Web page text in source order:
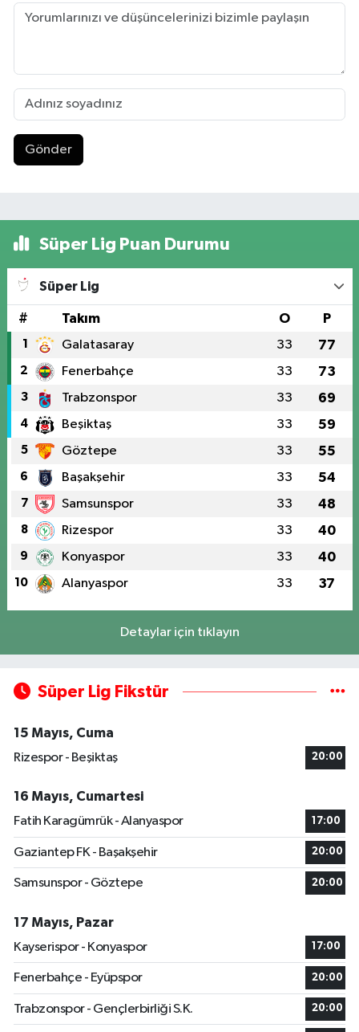
Gönder
Süper Lig Puan Durumu
Süper Lig
# Takım O P
1 Galatasaray 33 77
2 Fenerbahçe 33 73
3 Trabzonspor 33 69
4 Beşiktaş 33 59
5 Göztepe 33 55
6 Başakşehir 33 54
7 Samsunspor 33 48
8 Rizespor 33 40
9 Konyaspor 33 40
10 Alanyaspor 33 37
Detaylar için tıklayın
Süper Lig Fikstür
15 Mayıs, Cuma
Rizespor - Beşiktaş
20:00
16 Mayıs, Cumartesi
Fatih Karagümrük - Alanyaspor
17:00
Gaziantep FK - Başakşehir 20:00
Samsunspor - Göztepe 20:00
17 Mayıs, Pazar
Kayserispor - Konyaspor
17:00
Fenerbahçe - Eyüpspor 20:00
Trabzonspor - Gençlerbirliği S.K. 20:00